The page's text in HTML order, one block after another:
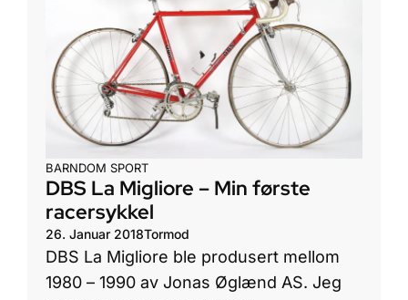
BARNDOM SPORT
DBS La Migliore – Min første
racersykkel
26. Januar 2018Tormod
DBS La Migliore ble produsert mellom
1980 – 1990 av Jonas Øglænd AS. Jeg